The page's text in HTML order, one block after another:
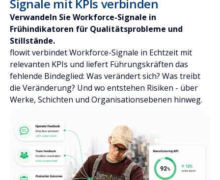
Signale mit KPIs verbinden
Verwandeln Sie Workforce-Signale in
Frühindikatoren für Qualitätsprobleme und
Stillstände.
flowit verbindet Workforce-Signale in Echtzeit mit
relevanten KPIs und liefert Führungskräften das
fehlende Bindeglied: Was verändert sich? Was treibt
die Veränderung? Und wo entstehen Risiken - über
Werke, Schichten und Organisationsebenen hinweg.